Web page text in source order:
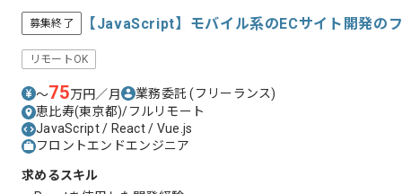
募集終了 【JavaScript】モバイル系のECサイト開発の
リモートOK
〜75万円／月 業務委託(フリーランス)
恵比寿(東京都)/フルリモート
JavaScript / React / Vue.js
フロントエンドエンジニア
求めるスキル